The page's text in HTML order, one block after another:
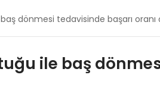
dönmesi tedavisinde başarı oranı
ile baş